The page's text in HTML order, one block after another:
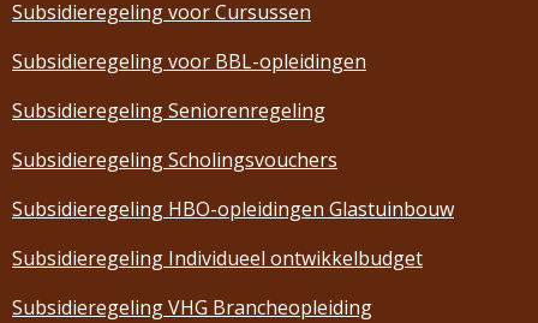
Subsidieregeling voor Cursussen
Subsidieregeling voor BBL-opleidingen
Subsidieregeling Seniorenregeling
Subsidieregeling Scholingsvouchers
Subsidieregeling HBO-opleidingen Glastuinbouw
Subsidieregeling Individueel ontwikkelbudget
Subsidieregeling VHG Brancheopleiding